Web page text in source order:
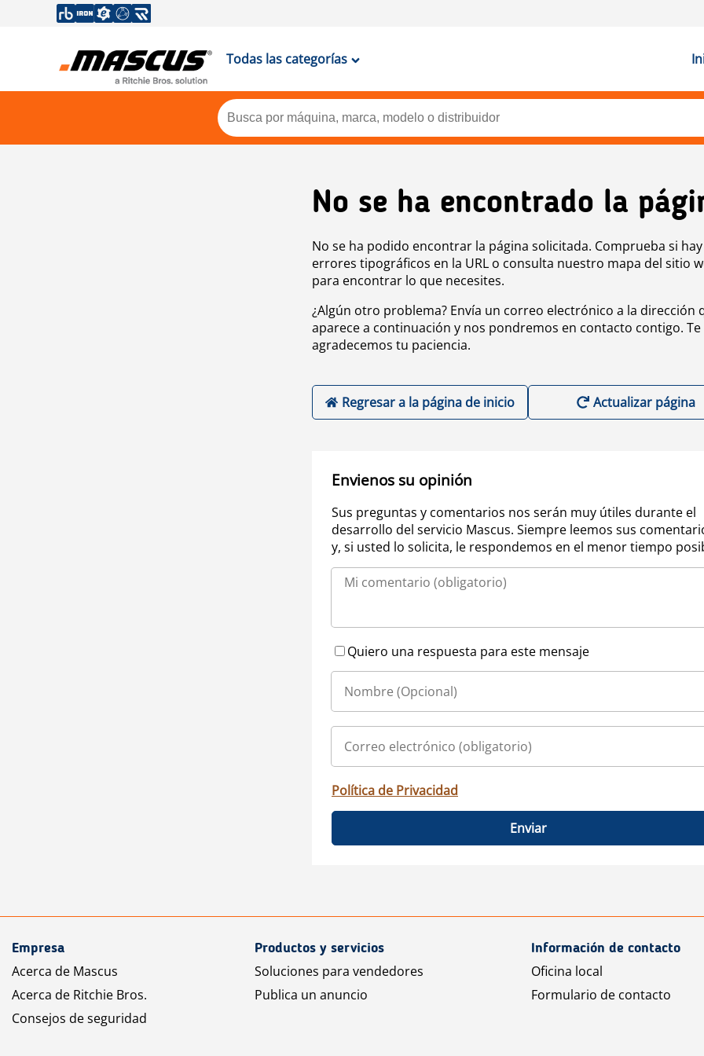
Todas las categorías
No se ha encontrado la
No se ha podido encontrar la página solicitada. Comprueba si hay
errores tipográficos en la URL o consulta nuestro mapa del sitio
para encontrar lo que necesites.
¿Algún otro problema? Envía un correo electrónico a la dirección
aparece a continuación y nos pondremos en contacto contigo. Te
agradecemos tu paciencia.
Regresar a la página de inicio Actualizar página
Envienos su opinión
Sus preguntas y comentarios nos serán muy útiles durante el
desarrollo del servicio Mascus. Siempre leemos sus
y, si usted lo solicita, le respondemos en el menor tiempo
Quiero una respuesta para este mensaje
Política de Privacidad
Enviar
Empresa
Acerca de Mascus
Acerca de Ritchie Bros.
Consejos de seguridad
Productos y servicios
Soluciones para vendedores
Publica un anuncio
Información de contacto
Oficina local
Formulario de contacto